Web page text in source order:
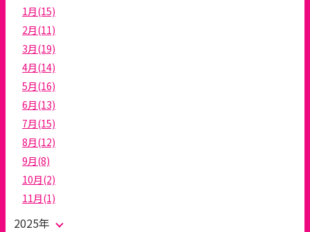
1月(15)
2月(11)
3月(19)
4月(14)
5月(16)
6月(13)
7月(15)
8月(12)
9月(8)
10月(2)
11月(1)
2025年